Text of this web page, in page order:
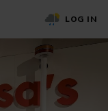
LOG IN